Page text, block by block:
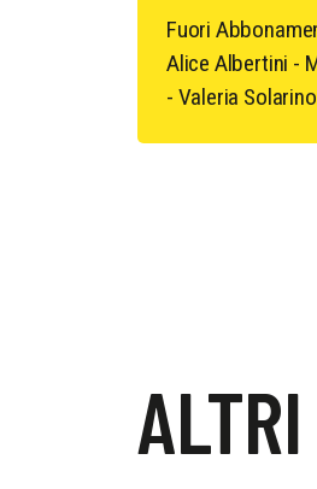
Fuori
Alice Albertini -
- Valeria